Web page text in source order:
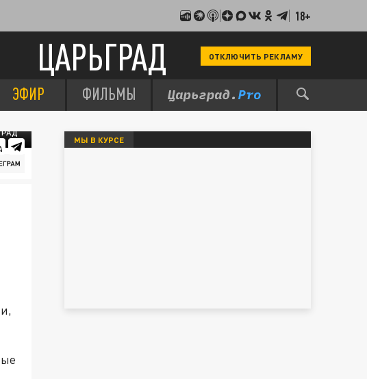
18+
ЦАРЬГРАД ОТКЛЮЧИТЬ РЕКЛАМУ
ЭФИР ФИЛЬМЫ
МЫ В КУРСЕ